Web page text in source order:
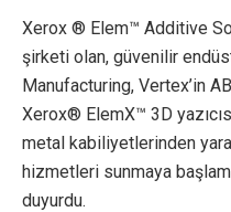
Xerox ® Elem™ Additive
şirketi olan, güvenilir
Manufacturing, Vertex’in
Xerox® ElemX™ 3D
metal kabiliyetlerinden
hizmetleri sunmaya
duyurdu.